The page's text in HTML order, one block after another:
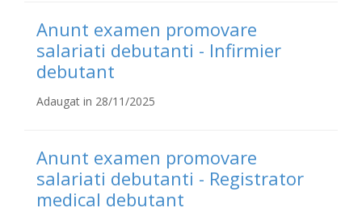
Anunt examen promovare
salariati debutanti - Infirmier
debutant
Adaugat in 28/11/2025
Anunt examen promovare
salariati debutanti - Registrator
medical debutant